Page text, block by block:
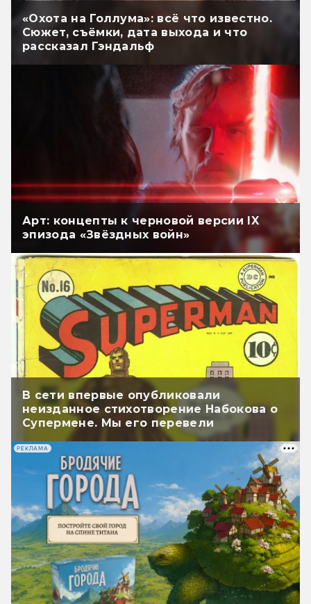
«Охота на Голлума»: всё что известно.
Сюжет, съёмки, дата выхода и что
рассказал Гэндальф
Арт: концепты к черновой версии IX
эпизода «Звёздных войн»
В сети впервые опубликовали
неизданное стихотворение Набокова о
Супермене. Мы его перевели
РЕКЛАМА